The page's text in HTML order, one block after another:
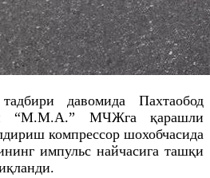
давомида Пахтаобод
“М.М.А.” МЧЖга қарашли
компрессор шохобчасида
импульс найчасига ташқи